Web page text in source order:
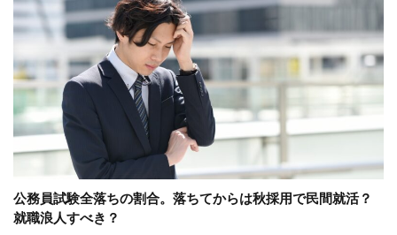
公務員試験全落ちの割合。落ちてからは秋採用で民間就活？
就職浪人すべき？
大卒新卒
履歴書
心理テスト
後悔 強みが見つからない
強み
平均年収
平均 就職浪人
就職支援先
就職情報サイト
就職先
就職偏差値 就職できない
就職カレッジ
就職shop
怪しい
優良企業 内定の割合
内定が欲しい
内定がもらえない
内定がない
内定がすぐ出る企業